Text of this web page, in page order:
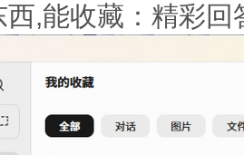
能收藏：精彩回